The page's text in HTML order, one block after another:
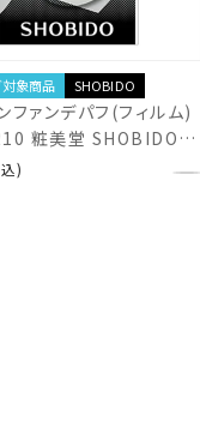
対象商品 SHOBIDO
ファンデパフ(フィルム)
粧美堂 SHOBIDO